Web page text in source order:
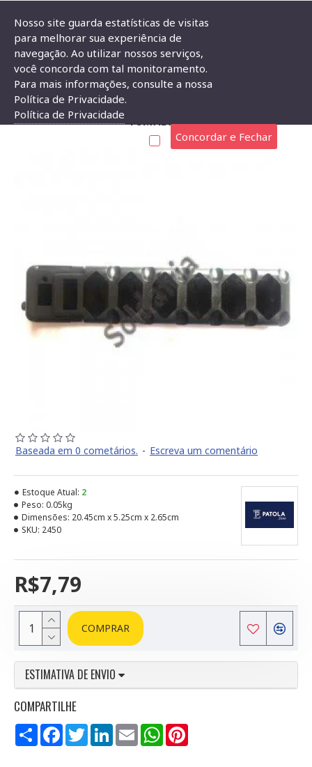
Caixa de Plástico Para Filtro de Linha com 5 Tomadas
CAIXA DE PLÁSTICO PARA FILTRO DE LINHA COM 5
TOMADAS
Baseada em 0 cometários. - Escreva um comentário
R$7,79
Estoque Atual: 2
Peso: 0.05kg
Dimensões: 20.45cm x 5.25cm x 2.65cm
SKU: 2450
COMPRAR
ESTIMATIVA DE ENVIO
COMPARTILHE
Compartilhar
FacebookTwitterLinkedInEmail WhatsApp
Nosso site guarda estatísticas de visitas
para melhorar sua experiência de
navegação. Ao utilizar nossos serviços,
você concorda com tal monitoramento.
Para mais informações, consulte a nossa
Política de Privacidade.
Política de Privacidade
Concordar e Fechar